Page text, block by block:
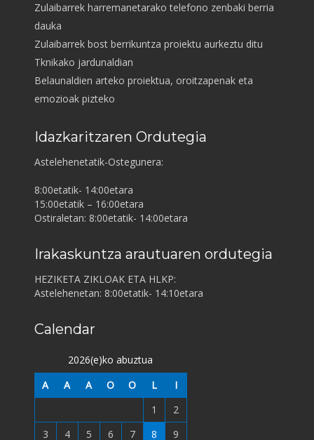
Zulaibarrek harremanetarako telefono zenbaki berria
dauka
Zulaibarrek bost berrikuntza proiektu aurkeztu ditu
Tknikako jardunaldian
Belaunaldien arteko proiektua, oroitzapenak eta
emozioak pizteko
Idazkaritzaren Ordutegia
Astelehenetatik-Ostegunera:
8:00etatik- 14:00etara
15:00etatik – 16:00etara
Ostiraletan: 8:00etatik- 14:00etara
Irakaskuntza arautuaren ordutegia
HEZIKETA ZIKLOAK ETA HLKP:
Astelehenetan: 8:00etatik- 14:10etara
Calendar
2026(e)ko abuztua
A
A A O O L
I
1
2
3
4 5 6 7 8 9